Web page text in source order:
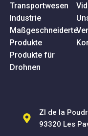
Transportwesen
Industrie
Maßgeschneiderte
Produkte
Produkte für
Drohnen
ZI de la
93320 Les